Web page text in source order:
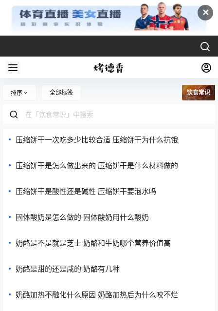
✕
排序 全部标签 饮食常识
压缩饼干一次吃多少比较合适 压缩饼干为什么抗饿
压缩饼干是怎么做出来的 压缩饼干是什么材料做的
压缩饼干是酸性还是碱性 压缩饼干要泡水吗
固体酸奶是怎么做的 固体酸奶用什么酸奶
奶酪是不是就是芝士 奶酪和牛奶哪个营养价值高
奶酪是甜的还是咸的 奶酪有几种
奶酪加热不融化什么原因 奶酪加热后为什么咬不烂